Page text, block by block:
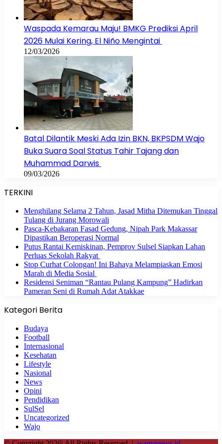
Waspada Kemarau Maju! BMKG Prediksi April
2026 Mulai Kering, El Niño Mengintai
12/03/2026
Batal Dilantik Meski Ada Izin BKN, BKPSDM Wajo
Buka Suara Soal Status Tahir Tajang dan
Muhammad Darwis
09/03/2026
TERKINI
Menghilang Selama 2 Tahun, Jasad Mitha Ditemukan Tinggal
Tulang di Jurang Morowali
Pasca-Kebakaran Fasad Gedung, Nipah Park Makassar
Dipastikan Beroperasi Normal
Putus Rantai Kemiskinan, Pemprov Sulsel Siapkan Lahan
Perluas Sekolah Rakyat
Stop Curhat Colongan! Ini Bahaya Melampiaskan Emosi
Marah di Media Sosial
Residensi Seniman “Rantau Pulang Kampung” Hadirkan
Pameran Seni di Rumah Adat Atakkae
Kategori Berita
Budaya
Football
Internasional
Kesehatan
Lifestyle
Nasional
News
Opini
Pendidikan
SulSel
Uncategorized
Wajo